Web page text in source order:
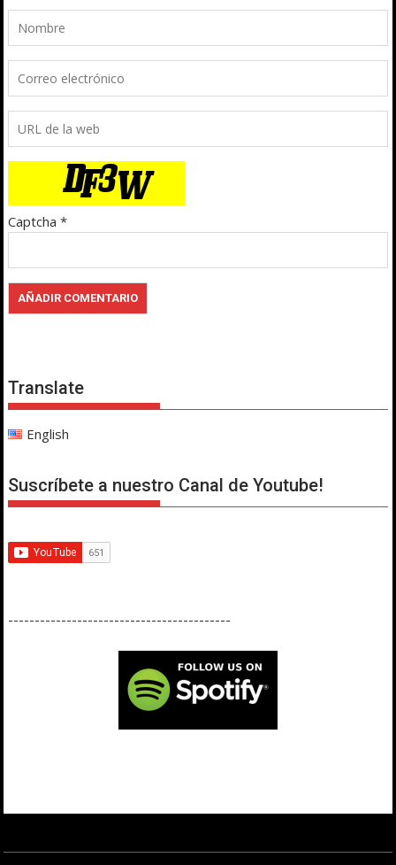
Captcha *
Translate
English
Suscríbete a nuestro Canal de Youtube!
------------------------------------------